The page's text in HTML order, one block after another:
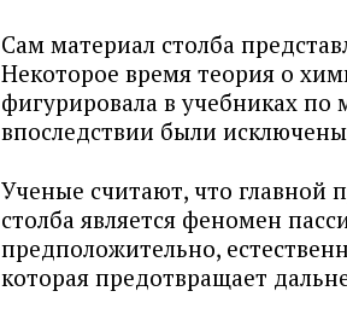
Сам материал столба
Некоторое время теория о
фигурировала в учебниках по
впоследствии были
Ученые считают, что главной
столба является феномен
предположительно,
которая предотвращает